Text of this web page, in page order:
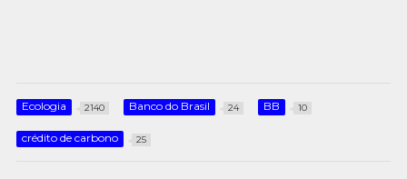
Ecologia 2140 Banco do Brasil 24 BB 10
crédito de carbono 25